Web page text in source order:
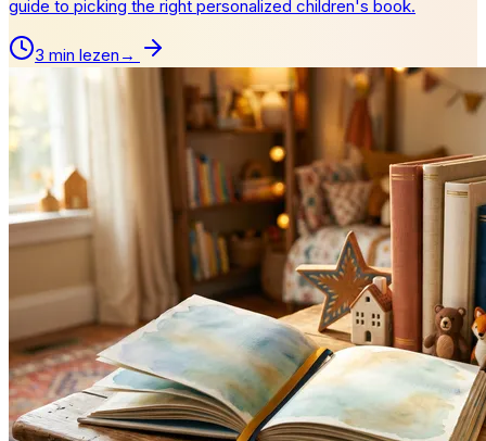
guide to picking the right personalized children's book.
3 min lezen →